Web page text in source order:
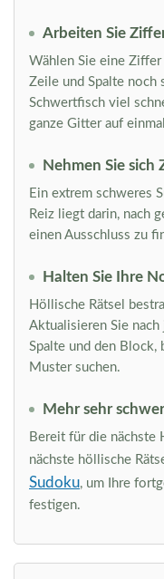
Arbeiten Sie
Wählen Sie eine
Zeile und Spalte noch
Schwertfisch viel
ganze Gitter auf
Nehmen Sie sich
Ein extrem schweres
Reiz liegt darin, nach
einen Ausschluss zu
Halten Sie Ihre
Höllische Rätsel
Aktualisieren Sie
Spalte und den Block,
Muster suchen.
Mehr sehr
Bereit für die nächste
nächste höllische
Sudoku, um Ihre
festigen.